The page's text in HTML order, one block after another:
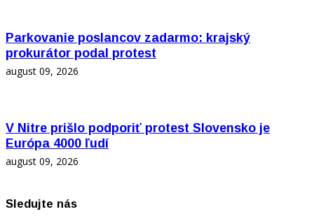
Parkovanie poslancov zadarmo: krajský
prokurátor podal protest
august 09, 2026
V Nitre prišlo podporiť protest Slovensko je
Európa 4000 ľudí
august 09, 2026
Sledujte nás